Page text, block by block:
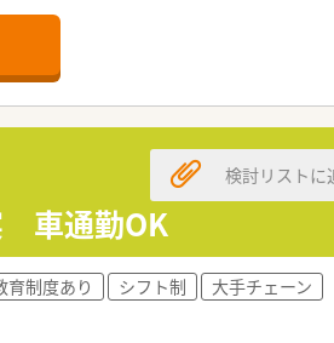
っております。
す。
車通勤OK
検討リストに
育制度あり シフト制
大手チェーン